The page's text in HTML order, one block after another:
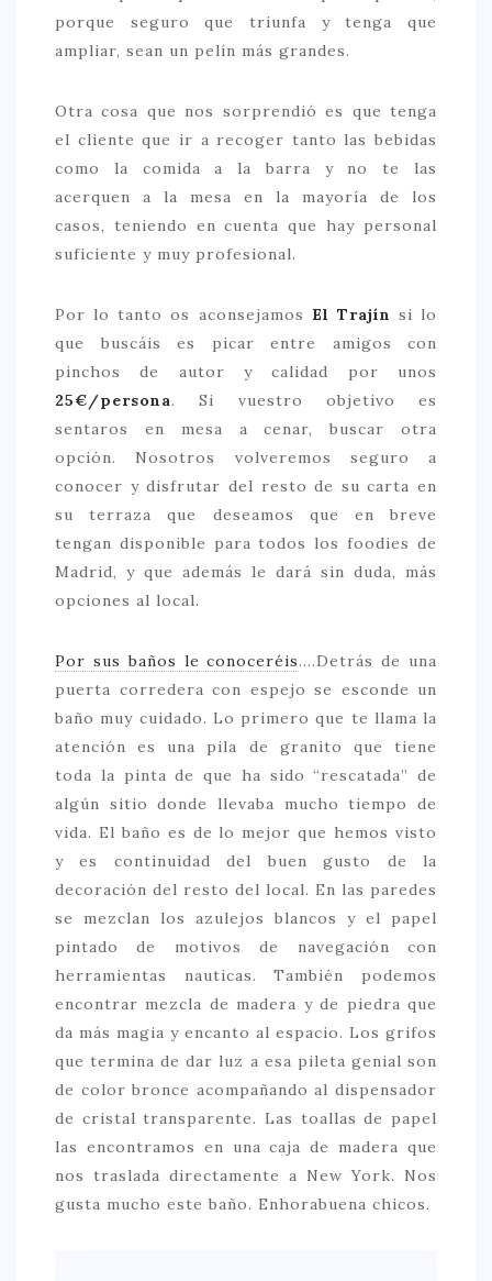
porque seguro que triunfa y tenga que
ampliar, sean un pelín más grandes.
Otra cosa que nos sorprendió es que tenga
el cliente que ir a recoger tanto las bebidas
como la comida a la barra y no te las
acerquen a la mesa en la mayoría de los
casos, teniendo en cuenta que hay personal
suficiente y muy profesional.
Por lo tanto os aconsejamos El Trajín si lo
que buscáis es picar entre amigos con
pinchos de autor y calidad por unos
25€/persona. Si vuestro objetivo es
sentaros en mesa a cenar, buscar otra
opción. Nosotros volveremos seguro a
conocer y disfrutar del resto de su carta en
su terraza que deseamos que en breve
tengan disponible para todos los foodies de
Madrid, y que además le dará sin duda, más
opciones al local.
Por sus baños le conoceréis….Detrás de una
puerta corredera con espejo se esconde un
baño muy cuidado. Lo primero que te llama la
atención es una pila de granito que tiene
toda la pinta de que ha sido “rescatada” de
algún sitio donde llevaba mucho tiempo de
vida. El baño es de lo mejor que hemos visto
y es continuidad del buen gusto de la
decoración del resto del local. En las paredes
se mezclan los azulejos blancos y el papel
pintado de motivos de navegación con
herramientas nauticas. También podemos
encontrar mezcla de madera y de piedra que
da más magia y encanto al espacio. Los grifos
que termina de dar luz a esa pileta genial son
de color bronce acompañando al dispensador
de cristal transparente. Las toallas de papel
las encontramos en una caja de madera que
nos traslada directamente a New York. Nos
gusta mucho este baño. Enhorabuena chicos.